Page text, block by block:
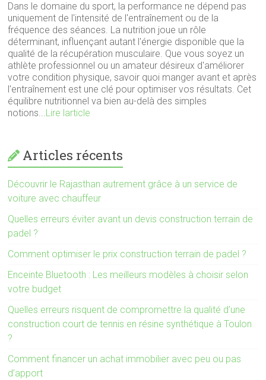
Dans le domaine du sport, la performance ne dépend pas
uniquement de l'intensité de l'entraînement ou de la
fréquence des séances. La nutrition joue un rôle
déterminant, influençant autant l'énergie disponible que la
qualité de la récupération musculaire. Que vous soyez un
athlète professionnel ou un amateur désireux d'améliorer
votre condition physique, savoir quoi manger avant et après
l'entraînement est une clé pour optimiser vos résultats. Cet
équilibre nutritionnel va bien au-delà des simples
notions...Lire larticle
Articles récents
Découvrir le Rajasthan autrement grâce à un service de
voiture avec chauffeur
Quelles erreurs éviter avant un devis construction terrain de
padel ?
Comment optimiser le prix construction terrain de padel ?
Enceinte Bluetooth : Les meilleurs modèles à choisir selon
votre budget
Quelles erreurs risquent de compromettre la qualité d’une
construction court de tennis en résine synthétique à Toulon
?
Comment financer un achat immobilier avec peu ou pas
d’apport